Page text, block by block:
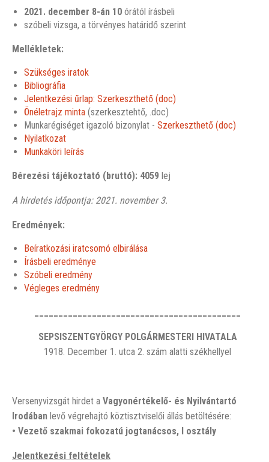
2021. december 8-án 10 órától írásbeli
szóbeli vizsga, a törvényes határidő szerint
Mellékletek:
Szükséges iratok
Bibliográfia
Jelentkezési űrlap: Szerkeszthető (doc)
Önéletrajz minta (szerkesztehtő, .doc)
Munkarégiséget igazoló bizonylat - Szerkeszthető (doc)
Nyilatkozat
Munkaköri leírás
Bérezési tájékoztató (bruttó): 4059 lej
A hirdetés időpontja: 2021. november 3.
Eredmények:
Beíratkozási iratcsomó elbirálása
Írásbeli eredménye
Szóbeli eredmény
Végleges eredmény
SEPSISZENTGYÖRGY POLGÁRMESTERI HIVATALA
1918. December 1. utca 2. szám alatti székhellyel
Versenyvizsgát hirdet a Vagyonértékelő- és Nyilvántartó
Irodában levő végrehajtó köztisztviselői állás betöltésére:
• Vezető szakmai fokozatú jogtanácsos, I osztály
Jelentkezési feltételek